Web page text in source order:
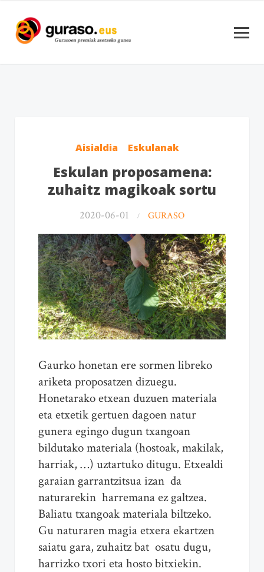
Aisialdia Eskulanak
Eskulan proposamena:
zuhaitz magikoak sortu
2020-06-01 GURASO
Gaurko honetan ere sormen libreko
ariketa proposatzen dizuegu.
Honetarako etxean duzuen materiala
eta etxetik gertuen dagoen natur
gunera egingo dugun txangoan
bildutako materiala (hostoak, makilak,
harriak, …) uztartuko ditugu. Etxealdi
garaian garrantzitsua izan da
naturarekin harremana ez galtzea.
Baliatu txangoak materiala biltzeko.
Gu naturaren magia etxera ekartzen
saiatu gara, zuhaitz bat osatu dugu,
harrizko txori eta hosto bitxiekin.